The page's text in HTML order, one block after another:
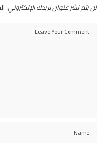
لن يتم نشر عنوان بريدك الإلكتروني.